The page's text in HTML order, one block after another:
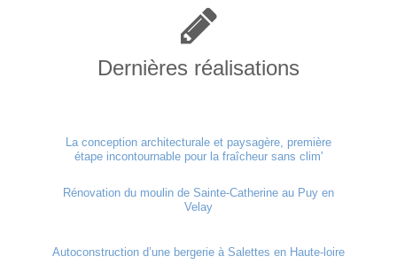
Dernières réalisations
La conception architecturale et paysagère, première
étape incontournable pour la fraîcheur sans clim'
Rénovation du moulin de Sainte-Catherine au Puy en
Velay
Autoconstruction d’une bergerie à Salettes en Haute-loire